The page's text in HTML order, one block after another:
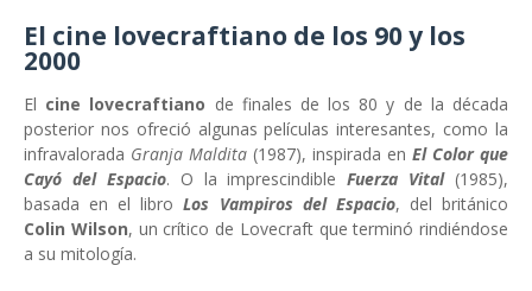
El cine lovecraftiano de los 90 y los
2000
El cine lovecraftiano de finales de los 80 y de la década
posterior nos ofreció algunas películas interesantes, como la
infravalorada Granja Maldita (1987), inspirada en El Color que
Cayó del Espacio. O la imprescindibleFuerza Vital (1985),
basada en el libroLos Vampiros del Espacio, del británico
Colin Wilson, un crítico de Lovecraft que terminó rindiéndose
a su mitología.